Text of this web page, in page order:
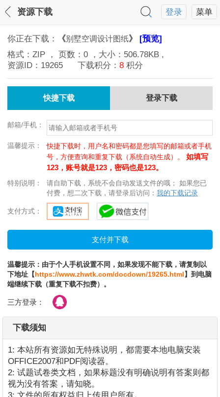
菜单
登录
资源下载
你正在下载： 《别墅空调设计图纸》 [预览]
格式： ZIP ， 页数： 0 ，大小： 506.78KB ,
资源ID： 19265 下载积分： 8 积分
快捷下载 登录下载
邮箱/手机：
温馨提示：
快捷下载时，用户名和密码都是您填写的邮箱或者手机
号，方便查询和重复下载（系统自动生成）。 如填写
123，账号就是123，密码也是123。
特别说明：
请自助下载，系统不会自动发送文件的哦； 如果您已
付费，想二次下载，请登录后访问： 我的下载记录
支付方式：
温馨提示：由于个人手机设置不同，如果发现不能下载，请复制以
下地址【https://www.zhwtk.com/docdown/19265.html】到电脑
端继续下载（重复下载不扣费）。
三方登录：
下载须知
1: 本站所有资源如无特殊说明，都需要本地电脑安装
OFFICE2007和PDF阅读器。
2: 试题试卷类文档，如果标题没有明确说明有答案则都
视为没有答案，请知晓。